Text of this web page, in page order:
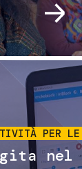
PER LE
nel